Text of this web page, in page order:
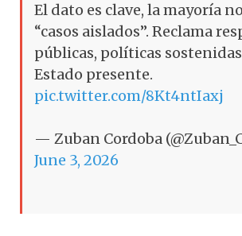
El dato es clave, la mayoría
“casos aislados”. Reclama
públicas, políticas
Estado presente.
pic.twitter.com/8Kt4ntIaxj
— Zuban Cordoba
June 3, 2026